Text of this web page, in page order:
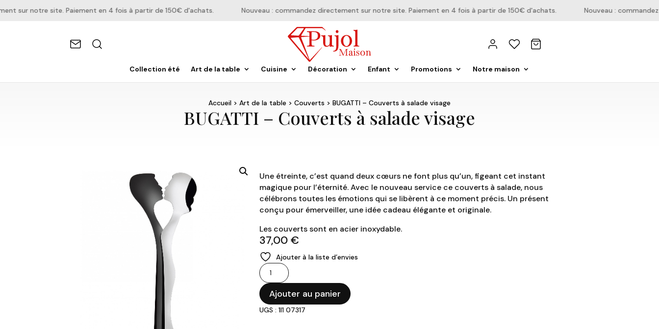
sur notre site. Paiement en 4 fois à partir de 150€ d'achats. Nouveau : commandez directement sur notre site. Paiement en 4 fois à partir de 150€ d'achats. Nouveau :
Collection été Art de la table Cuisine Décoration Enfant Promotions Notre maison
Accueil > Art de la table > Couverts > BUGATTI – Couverts à salade visage
BUGATTI – Couverts à salade visage
Une étreinte, c’est quand deux cœurs ne font plus qu’un, figeant cet instant
magique pour l’éternité. Avec le nouveau service ce couverts à salade, nous
célébrons toutes les émotions qui se libèrent à ce moment précis. Un présent
conçu pour émerveiller, une idée cadeau élégante et originale.
Les couverts sont en acier inoxydable.
37,00 €
Ajouter à la liste d’envies
quantité
de
BUGATTI
-
Couverts
Ajouter au panier
UGS : 1I1 07317